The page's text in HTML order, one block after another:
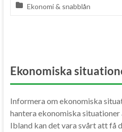
Ekonomi & snabblån
Ekonomiska
Informera om ekonomiska
hantera ekonomiska situationer
Ibland kan det vara svårt att få